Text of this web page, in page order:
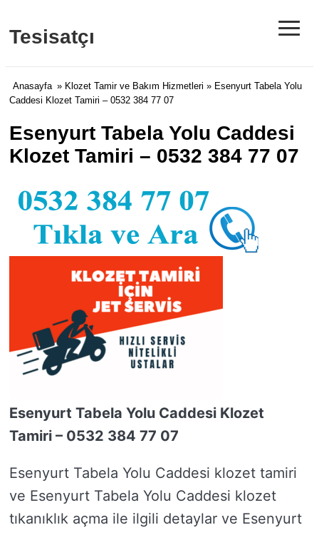
Tesisatçı ≡
Anasayfa » Klozet Tamir ve Bakım Hizmetleri » Esenyurt Tabela Yolu
Caddesi Klozet Tamiri – 0532 384 77 07
Esenyurt Tabela Yolu Caddesi
Klozet Tamiri – 0532 384 77 07
Esenyurt Tabela Yolu Caddesi Klozet
Tamiri – 0532 384 77 07
Esenyurt Tabela Yolu Caddesi klozet tamiri
ve Esenyurt Tabela Yolu Caddesi klozet
tıkanıklık açma ile ilgili detaylar ve Esenyurt